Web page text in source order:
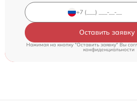
Оставить заявку
Нажимая на кнопку "Оставить заявку" Вы
конфиденциальности